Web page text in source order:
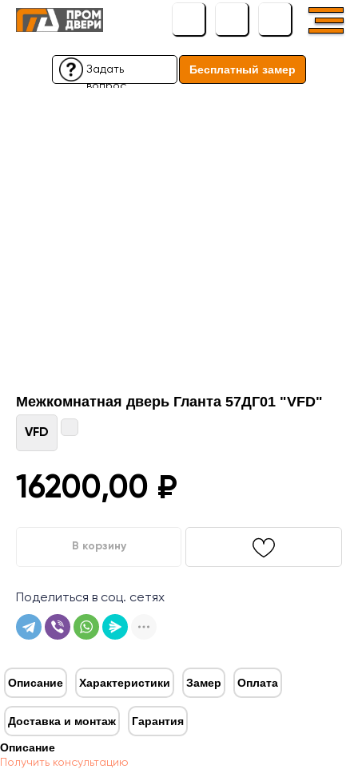
Задать
вопрос
Бесплатный замер
Задать
вопрос
Межкомнатная дверь Гланта 57ДГ01 "VFD"
VFD
16200,00 ₽
В корзину
Поделиться в соц. сетях
Описание Характеристики Замер Оплата
Доставка и монтаж Гарантия
Описание
Получить консультацию